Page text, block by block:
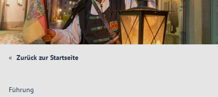
Zurück zur Startseite
Führung